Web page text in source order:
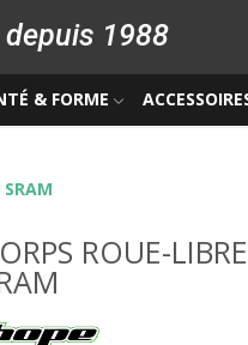
1988
& FORME
SRAM
ROUE-